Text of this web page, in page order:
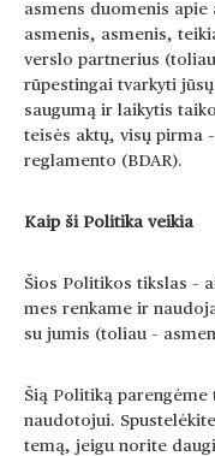
asmens duomenis
asmenis, asmenis,
verslo partnerius
rūpestingai tvarkyti
saugumą ir laikytis
teisės aktų, visų pirma
reglamento (BDAR).
Kaip ši Politika veikia
Šios Politikos tikslas –
mes renkame ir
su jumis (toliau –
Šią Politiką
naudotojui.
temą, jeigu norite